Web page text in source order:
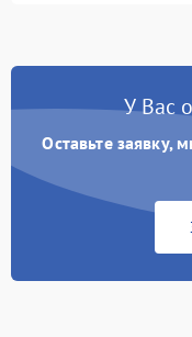
У Вас
Оставьте заявку,